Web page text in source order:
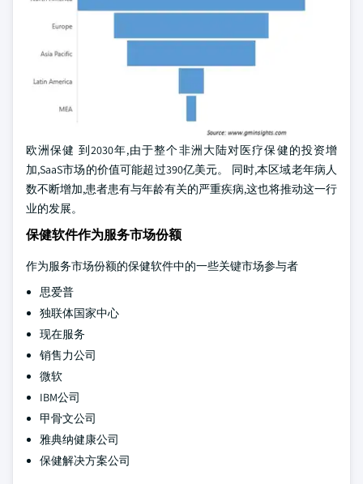
欧洲保健 到2030年,由于整个非洲大陆对医疗保健的投资增
加,SaaS市场的价值可能超过390亿美元。 同时,本区域老年病人
数不断增加,患者患有与年龄有关的严重疾病,这也将推动这一行
业的发展。
保健软件作为服务市场份额
作为服务市场份额的保健软件中的一些关键市场参与者
思爱普
独联体国家中心
现在服务
销售力公司
微软
IBM公司
甲骨文公司
雅典纳健康公司
保健解决方案公司